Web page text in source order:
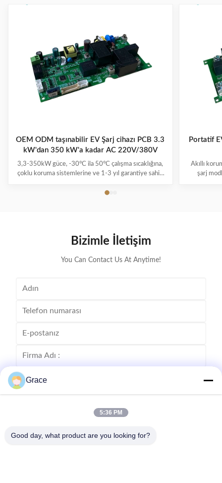
OEM ODM taşınabilir EV Şarj cihazı PCB 3.3
kW'dan 350 kW'a kadar AC 220V/380V
3,3-350kW güce, -30°C ila 50°C çalışma sıcaklığına,
çoklu koruma sistemlerine ve 1-3 yıl garantiye sahip
kolaylığıyla tüm önemli EV modellerini destekler.
Portatif
Akıllı
şarj
Bizimle İletişim
You Can Contact Us At Anytime!
Gönder
Grace
5:36 PM
Good day, what product are you looking for?